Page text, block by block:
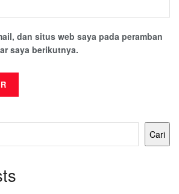
dan situs web saya pada peramban
saya berikutnya.
Cari